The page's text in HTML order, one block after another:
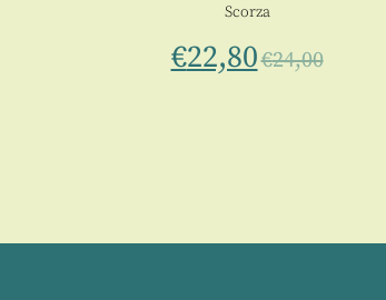
Scorza
€22,80€24,00